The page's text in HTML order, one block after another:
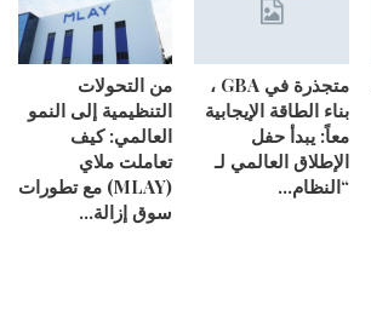
متجذرة في GBA ،
بناء الطاقة الإيجابية
معاً: يبدأ حفل
الإطلاق العالمي لـ
“النظام…
من التحولات
التنظيمية إلى النمو
العالمي: كيف
تعاملت ملاي
(MLAY) مع تطورات
سوق إزالة…